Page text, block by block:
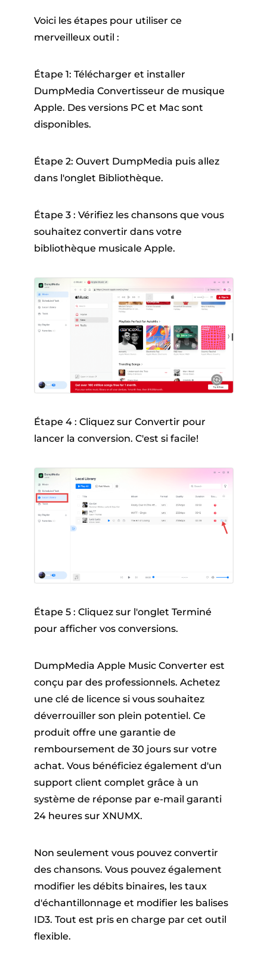
Voici les étapes pour utiliser ce
merveilleux outil :
Étape 1: Télécharger et installer
DumpMedia Convertisseur de musique
Apple. Des versions PC et Mac sont
disponibles.
Étape 2: Ouvert DumpMedia puis allez
dans l'onglet Bibliothèque.
Étape 3 : Vérifiez les chansons que vous
souhaitez convertir dans votre
bibliothèque musicale Apple.
Étape 4 : Cliquez sur Convertir pour
lancer la conversion. C'est si facile!
Étape 5 : Cliquez sur l'onglet Terminé
pour afficher vos conversions.
DumpMedia Apple Music Converter est
conçu par des professionnels. Achetez
une clé de licence si vous souhaitez
déverrouiller son plein potentiel. Ce
produit offre une garantie de
remboursement de 30 jours sur votre
achat. Vous bénéficiez également d'un
support client complet grâce à un
système de réponse par e-mail garanti
24 heures sur XNUMX.
Non seulement vous pouvez convertir
des chansons. Vous pouvez également
modifier les débits binaires, les taux
d'échantillonnage et modifier les balises
ID3. Tout est pris en charge par cet outil
flexible.